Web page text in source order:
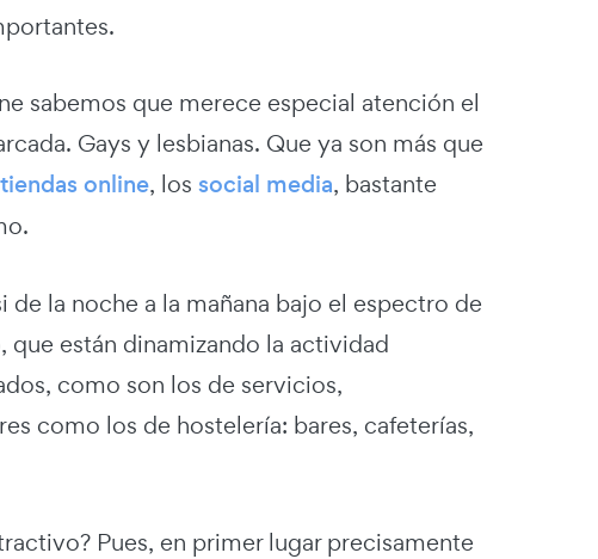
sabemos que merece especial atención el
Gays y lesbianas. Que ya son más que
tiendas online, los social media, bastante
la noche a la mañana bajo el espectro de
están dinamizando la actividad
como son los de servicios,
como los de hostelería: bares, cafeterías,
Pues, en primer lugar precisamente